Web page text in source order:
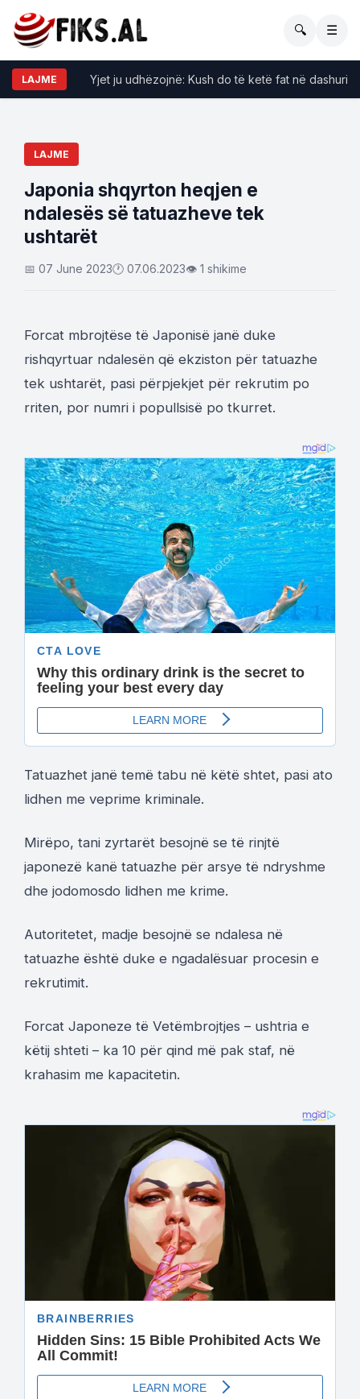
🔍 ☰
LAJME Yjet ju udhëzojnë: Kush do të ketë fat në dashuri
LAJME
Japonia shqyrton heqjen e
ndalesës së tatuazheve tek
ushtarët
📅 07 June 2023🕐 07.06.2023👁 1 shikime
Forcat mbrojtëse të Japonisë janë duke
rishqyrtuar ndalesën që ekziston për tatuazhe
tek ushtarët, pasi përpjekjet për rekrutim po
rriten, por numri i popullsisë po tkurret.
Tatuazhet janë temë tabu në këtë shtet, pasi ato
lidhen me veprime kriminale.
Mirëpo, tani zyrtarët besojnë se të rinjtë
japonezë kanë tatuazhe për arsye të ndryshme
dhe jodomosdo lidhen me krime.
Autoritetet, madje besojnë se ndalesa në
tatuazhe është duke e ngadalësuar procesin e
rekrutimit.
Forcat Japoneze të Vetëmbrojtjes – ushtria e
këtij shteti – ka 10 për qind më pak staf, në
krahasim me kapacitetin.